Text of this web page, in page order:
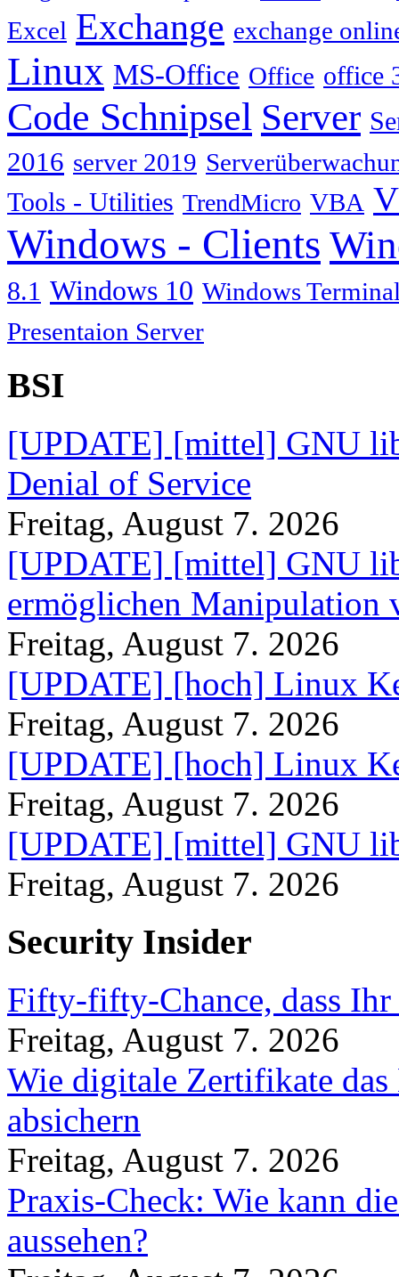
Excel Exchange exchange
Linux MS-Office Office office
Code Schnipsel Server
2016 server 2019
Tools - Utilities TrendMicro VBA
Windows - Clients
8.1 Windows 10 Windows
Presentaion Server
BSI
[UPDATE] [mittel] GNU
Denial of Service
Freitag, August 7. 2026
[UPDATE] [mittel] GNU
ermöglichen Manipulation
Freitag, August 7. 2026
[UPDATE] [hoch] Linux
Freitag, August 7. 2026
[UPDATE] [hoch] Linux
Freitag, August 7. 2026
[UPDATE] [mittel] GNU
Freitag, August 7. 2026
Security Insider
Fifty-fifty-Chance, dass
Freitag, August 7. 2026
Wie digitale Zertifikate
absichern
Freitag, August 7. 2026
Praxis-Check: Wie kann
aussehen?